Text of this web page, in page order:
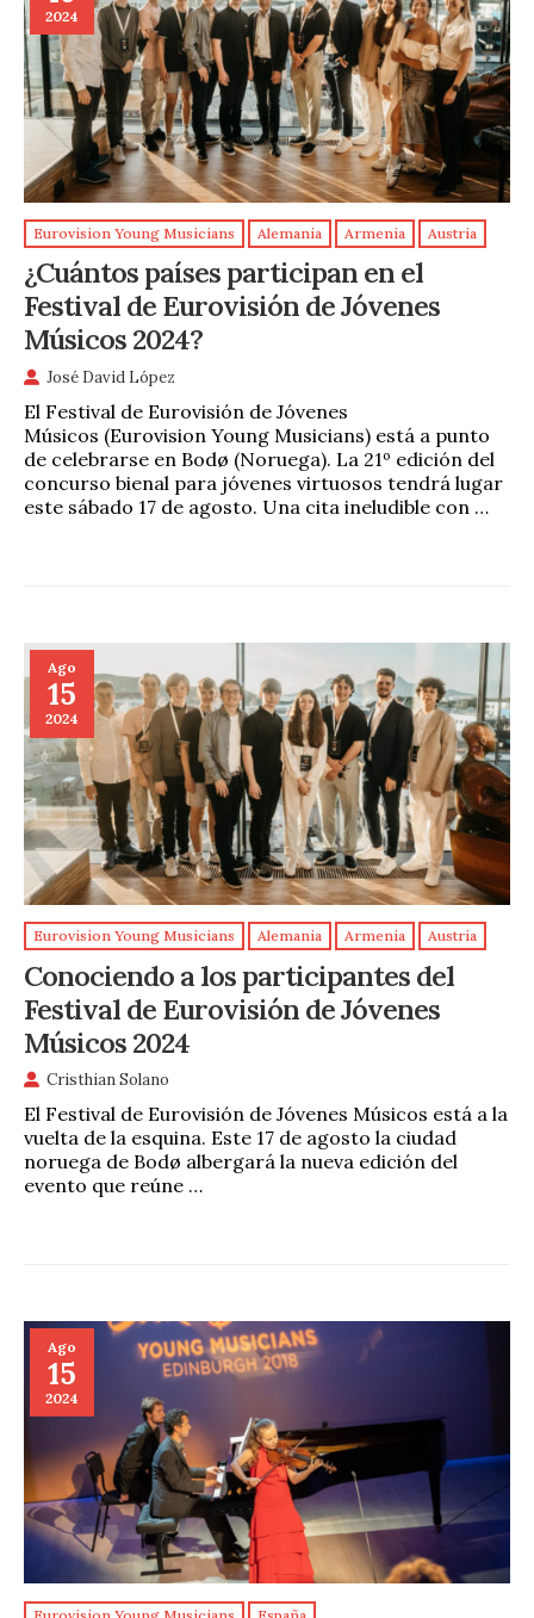
2024
Eurovision Young Musicians Alemania Armenia Austria
¿Cuántos países participan en el
Festival de Eurovisión de Jóvenes
Músicos 2024?
José David López
El Festival de Eurovisión de Jóvenes
Músicos (Eurovision Young Musicians) está a punto
de celebrarse en Bodø (Noruega). La 21º edición del
concurso bienal para jóvenes virtuosos tendrá lugar
este sábado 17 de agosto. Una cita ineludible con …
Ago
15
2024
Eurovision Young Musicians Alemania Armenia Austria
Conociendo a los participantes del
Festival de Eurovisión de Jóvenes
Músicos 2024
Cristhian Solano
El Festival de Eurovisión de Jóvenes Músicos está a la
vuelta de la esquina. Este 17 de agosto la ciudad
noruega de Bodø albergará la nueva edición del
evento que reúne …
Ago
15
2024